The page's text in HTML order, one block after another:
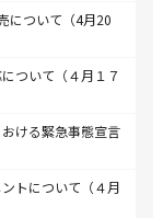
について（4月20
ついて（４月１７
ける緊急事態宣言
トについて（４月